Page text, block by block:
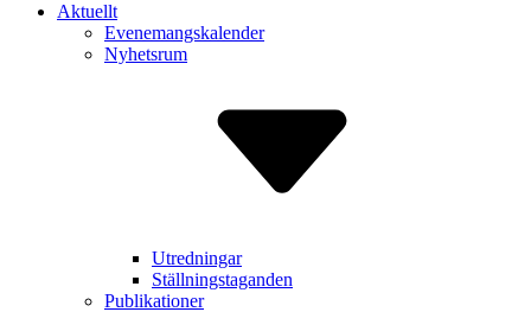
Aktuellt
Evenemangskalender
Nyhetsrum
Utredningar
Ställningstaganden
Publikationer